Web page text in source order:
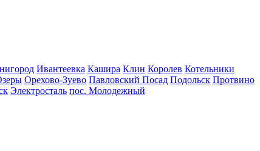
Ивантеевка Кашира Клин Королев Котельники
Орехово-Зуево Павловский Посад Подольск Протвино
Электросталь пос. Молодежный